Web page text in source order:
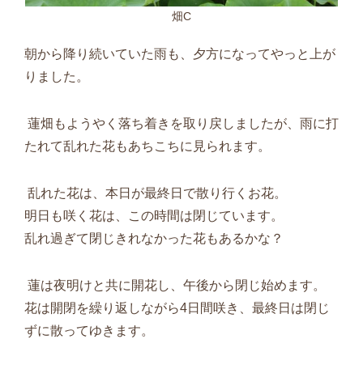
畑C
朝から降り続いていた雨も、夕方になってやっと上が
りました。
蓮畑もようやく落ち着きを取り戻しましたが、雨に打
たれて乱れた花もあちこちに見られます。
乱れた花は、本日が最終日で散り行くお花。
明日も咲く花は、この時間は閉じています。
乱れ過ぎて閉じきれなかった花もあるかな？
蓮は夜明けと共に開花し、午後から閉じ始めます。
花は開閉を繰り返しながら4日間咲き、最終日は閉じ
ずに散ってゆきます。